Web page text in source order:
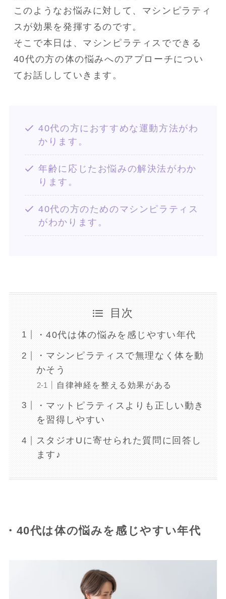
このようなお悩みに対して、マシンピラティ
スが効果を発揮するのです。
そこで本日は、マシンピラティスでできる
40代の方の体の悩みへのアプローチについ
てお話ししていきます。
40代の方におすすめな運動方法がわ
かります。
年齢に応じたお悩みの解決法がわか
ります。
40代の方のためのマシンピラティス
がわかります。
目次
・40代は体の悩みを感じやすい年代
・マシンピラティスで無理なく体を動
かそう
自律神経を整える効果がある
・マットピラティスよりも正しい動き
を習得しやすい
スタジオUに寄せられた質問に回答し
ます♪
・40代は体の悩みを感じやすい年代